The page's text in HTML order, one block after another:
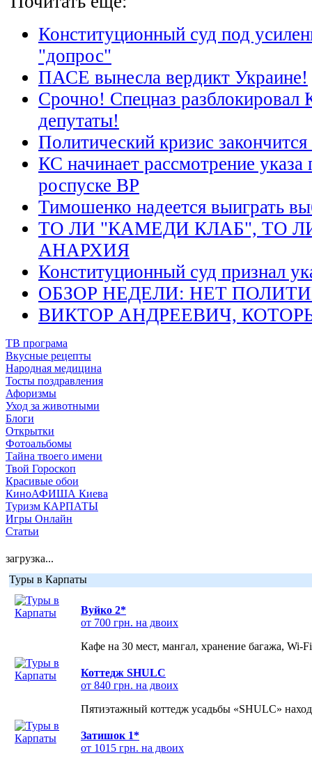
Конституционный суд под
"допрос"
ПАСЕ вынесла вердикт Украине!
Срочно! Спецназ разблокировал
депутаты!
Политический кризис
КС начинает рассмотрение указа
роспуске ВР
Тимошенко надеется выиграть
ТО ЛИ "КАМЕДИ КЛАБ", ТО
АНАРХИЯ
Конституционный суд признал
ОБЗОР НЕДЕЛИ: НЕТ
ВИКТОР АНДРЕЕВИЧ,
ТВ програма
Вкусные рецепты
Народная медицина
Тосты поздравления
Афоризмы
Уход за животными
Блоги
Открытки
Фотоальбомы
Тайна твоего имени
Твой Гороскоп
Красивые обои
КиноАФИША Киева
Туризм КАРПАТЫ
Игры Онлайн
Статьи
загрузка...
Туры в Карпаты
Вуйко 2*
от 700 грн. на двоих
Кафе на 30 мест, мангал, хранение багажа, Wi-
Коттедж SHULC
от 840 грн. на двоих
Пятиэтажный коттедж усадьбы «SHULC»
Затишок 1*
от 1015 грн. на двоих